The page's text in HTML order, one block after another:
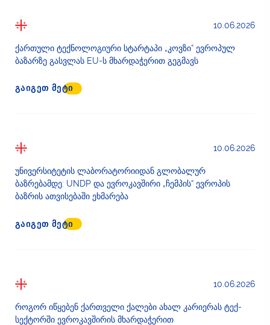
10.06.2026
ქართული ტექნოლოგიური სტარტაპი „კოვზი“ ევროპულ
ბაზარზე გასვლას EU-ს მხარდაჭერით გეგმავს
ᲒᲐᲘᲒᲔᲗ ᲛᲔᲢᲘ
10.06.2026
უნივერსიტეტის ლაბორატორიიდან გლობალურ
ბაზრებამდე: UNDP და ევროკავშირი „ჩემპის“ ევროპის
ბაზრის ათვისებაში ეხმარება
ᲒᲐᲘᲒᲔᲗ ᲛᲔᲢᲘ
10.06.2026
როგორ იწყებენ ქართველი ქალები ახალ კარიერას ტექ-
სექტორში ევროკავშირის მხარდაჭერით